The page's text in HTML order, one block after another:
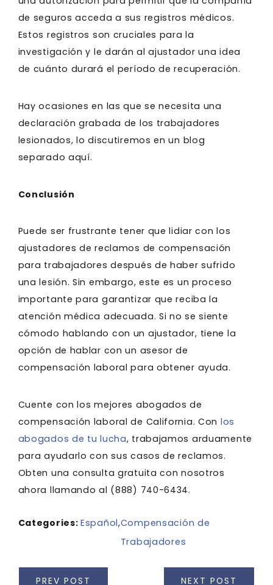
de seguros acceda a sus registros médicos.
Estos registros son cruciales para la
investigación y le darán al ajustador una idea
de cuánto durará el período de recuperación.
Hay ocasiones en las que se necesita una
declaración grabada de los trabajadores
lesionados, lo discutiremos en un blog
separado aquí.
Conclusión
Puede ser frustrante tener que lidiar con los
ajustadores de reclamos de compensación
para trabajadores después de haber sufrido
una lesión. Sin embargo, este es un proceso
importante para garantizar que reciba la
atención médica adecuada. Si no se siente
cómodo hablando con un ajustador, tiene la
opción de hablar con un asesor de
compensación laboral para obtener ayuda.
Cuente con los mejores abogados de
compensación laboral de California. Con los
abogados de tu lucha, trabajamos arduamente
para ayudarlo con sus casos de reclamos.
Obten una consulta gratuita con nosotros
ahora llamando al (888) 740-6434.
Categories:Español,Compensación de
Trabajadores
PREV POST NEXT POST